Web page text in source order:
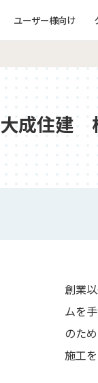
ユーザー様向け
大成住建
創業
ムを
のた
施工